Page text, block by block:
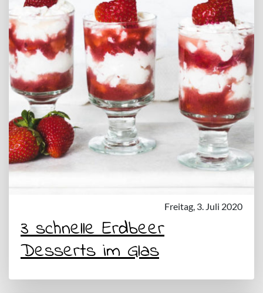
Freitag, 3. Juli 2020
3 schnelle Erdbeer
Desserts im Glas